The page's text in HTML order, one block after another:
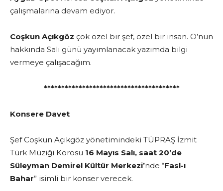
çalışmalarına devam ediyor.
Coşkun Açıkgöz çok özel bir şef, özel bir insan. O’nun
hakkında Salı günü yayımlanacak yazımda bilgi
vermeye çalışacağım.
***************************************
Konsere Davet
Şef Coşkun Açıkgöz yönetimindeki TÜPRAŞ İzmit
Türk Müziği Korosu 16 Mayıs Salı, saat 20’de
Süleyman Demirel Kültür Merkezi’nde “Fasl-ı
Bahar” isimli bir konser verecek.